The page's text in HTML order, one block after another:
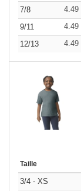
7/8
4.49
9/11
4.49
12/13
4.49
Taille
3/4 - XS